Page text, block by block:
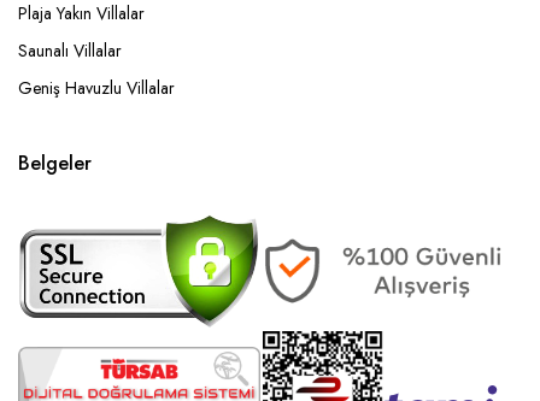
Plaja Yakın Villalar
Saunalı Villalar
Geniş Havuzlu Villalar
Belgeler